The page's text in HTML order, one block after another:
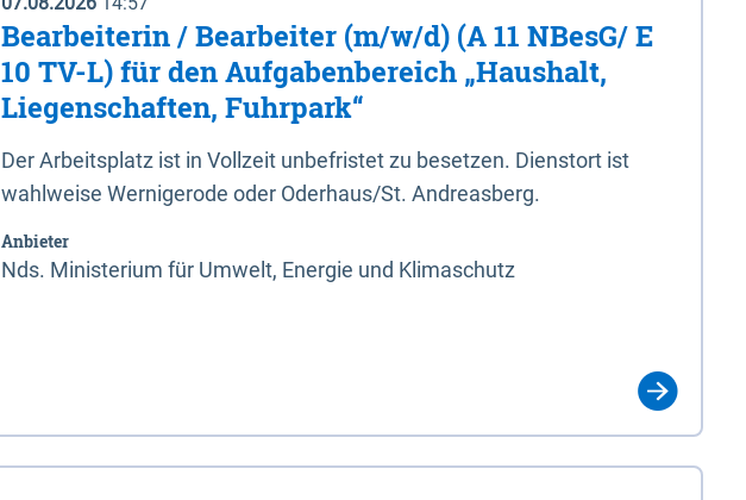
Bearbeiterin / Bearbeiter (m/w/d) (A 11 NBesG/ E
10 TV-L) für den Aufgabenbereich „Haushalt,
Liegenschaften, Fuhrpark“
Der Arbeitsplatz ist in Vollzeit unbefristet zu besetzen. Dienstort ist
wahlweise Wernigerode oder Oderhaus/St. Andreasberg.
Anbieter
Nds. Ministerium für Umwelt, Energie und Klimaschutz